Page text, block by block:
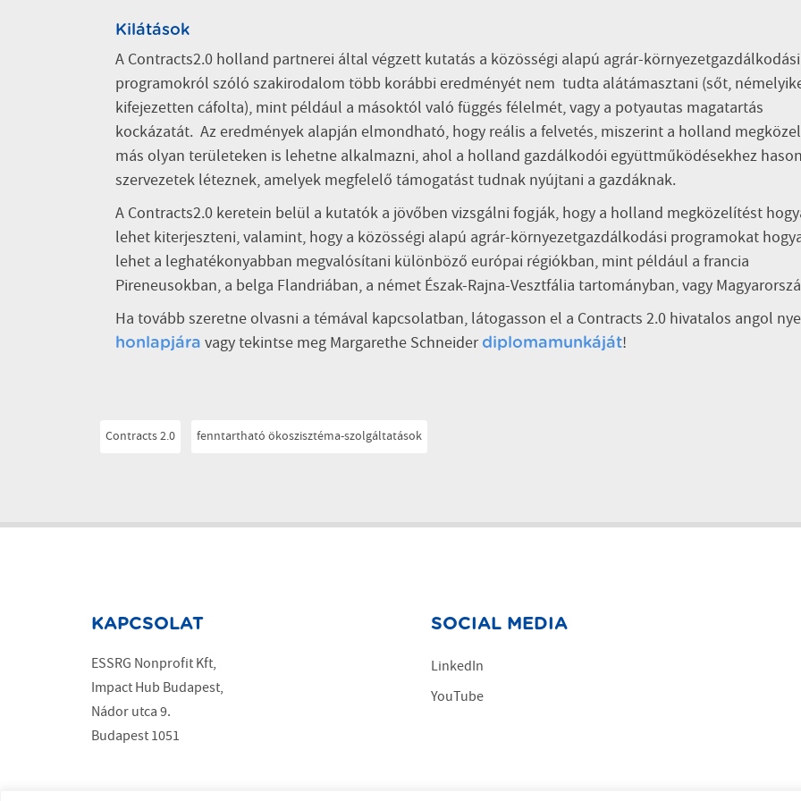
Kilátások
A Contracts2.0 holland partnerei által végzett kutatás a közösségi alapú agrár-környezetgazdálkodási
programokról szóló szakirodalom több korábbi eredményét nem tudta alátámasztani (sőt,
kifejezetten cáfolta), mint például a másoktól való függés félelmét, vagy a potyautas magatartás
kockázatát. Az eredmények alapján elmondható, hogy reális a felvetés, miszerint a holland
más olyan területeken is lehetne alkalmazni, ahol a holland gazdálkodói együttműködésekhez
szervezetek léteznek, amelyek megfelelő támogatást tudnak nyújtani a gazdáknak.
A Contracts2.0 keretein belül a kutatók a jövőben vizsgálni fogják, hogy a holland megközelítést
lehet kiterjeszteni, valamint, hogy a közösségi alapú agrár-környezetgazdálkodási programokat
lehet a leghatékonyabban megvalósítani különböző európai régiókban, mint például a francia
Pireneusokban, a belga Flandriában, a német Észak-Rajna-Vesztfália tartományban, vagy
Ha tovább szeretne olvasni a témával kapcsolatban, látogasson el a Contracts 2.0 hivatalos angol
honlapjára vagy tekintse meg Margarethe Schneider diplomamunkáját!
Contracts 2.0 fenntartható ökoszisztéma-szolgáltatások
KAPCSOLAT
ESSRG Nonprofit Kft,
Impact Hub Budapest,
Nádor utca 9.
Budapest 1051
SOCIAL MEDIA
LinkedIn
YouTube